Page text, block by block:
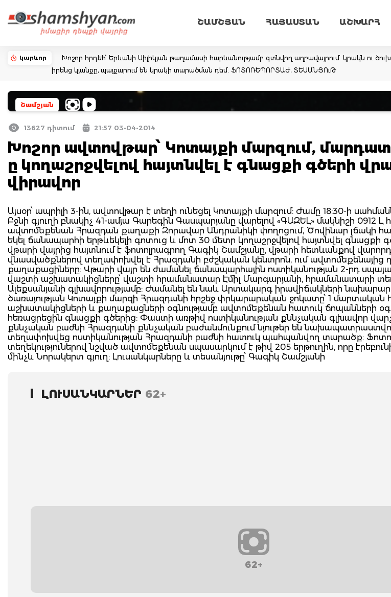
ՇԱՄՇՅԱՆ ՀԱՅԱՍՏԱՆ ԱՇԽԱՐՀ
կարևոր
Խոշոր հրդեհ՝ Երևանի Սիլիկյան թաղամասի հարևանությամբ գտնվող աղբավայրում. կրակն ու
իրենց կյանքը, պայքարում են կրակի տարածման դեմ. ՖՈՏՈՌԵՊՈՐՏԱԺ, ՏԵՍԱՆՅՈւԹ
Շամշյան
13627 դիտում 21:57 03-04-2014
Խոշոր ավտովթար՝ Կոտայքի մարզում,
ը կողաշրջվելով հայտնվել է գնացքի գծերի
վիրավոր
Այսօր՝ ապրիլի 3-ին, ավտովթար է տեղի ունեցել Կոտայքի մարզում: Ժամը 18:30-ի
Բջնի գյուղի բնակիչ 41-ամյա Գարեգին Գասպարյանը վարելով «ԳԱԶԵԼ» մակնիշի 0912 Լ
ավտոմեքենան Հրազդան քաղաքի Զորավար Անդրանիկի փողոցում, Ծովինար լճակի
եկել ճանապարհի երթևեկելի գոտուց և մոտ 30 մետր կողաշրջվելով հայտնվել գնացքի
վթարի վայրից հայտնում է ֆոտոլրագրող Գագիկ Շամշյանը, վթարի հետևանքով
վնասվածքներով տեղափոխվել է Հրազդանի բժշկական կենտրոն, ում ավտոմեքենայից
քաղաքացիները: Վթարի վայր են ժամանել ճանապարհային ոստիկանության 2-րդ
վաշտի աշխատակիցները՝ վաշտի հրամանատար Էմիլ Մարգարյանի, հրամանատարի
Ալեքսանյանի գլխավորությամբ: Ժամանել են նաև Արտակարգ իրավիճակների
ծառայության Կոտայքի մարզի Հրազդանի հրշեջ փրկարարական ջոկատը՝ 1 մարտական
աշխատակիցների և քաղաքացների օգնությամբ ավտոմեքենան հատուկ ճոպանների
հեռացրեցին գնացքի գծերից: Փաստի առթիվ ոստիկանության քննչական գլխավոր
քննչական բաժնի Հրազդանի քննչական բաժանմունքում նյութեր են
տեղափոխվեց ոստիկանության Հրազդանի բաժնի հատուկ պահպանվող տարածք:
տեղեկություներով նշված ավտոմեքենան սպասարկում է թիվ 205 երթուղին, որը
մինչև Նորակերտ գյուղ: Լուսանկարները և տեսանյութը՝ Գագիկ Շամշյանի
ԼՈՒՍԱՆԿԱՐՆԵՐ 62+
62+